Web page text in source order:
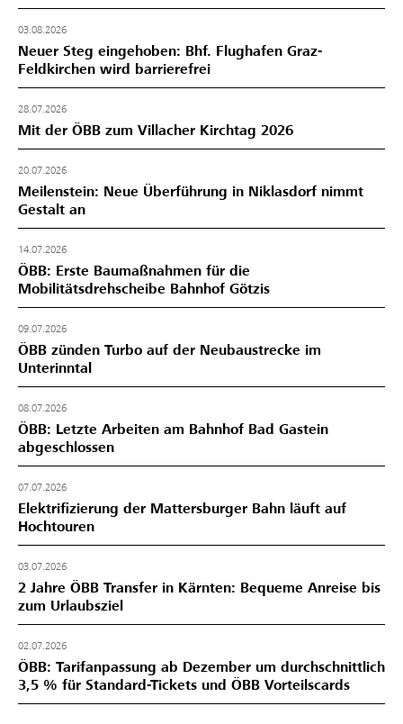
03.08.2026
Neuer Steg eingehoben: Bhf. Flughafen Graz-
Feldkirchen wird barrierefrei
28.07.2026
Mit der ÖBB zum Villacher Kirchtag 2026
20.07.2026
Meilenstein: Neue Überführung in Niklasdorf nimmt
Gestalt an
14.07.2026
ÖBB: Erste Baumaßnahmen für die
Mobilitätsdrehscheibe Bahnhof Götzis
09.07.2026
ÖBB zünden Turbo auf der Neubaustrecke im
Unterinntal
08.07.2026
ÖBB: Letzte Arbeiten am Bahnhof Bad Gastein
abgeschlossen
07.07.2026
Elektrifizierung der Mattersburger Bahn läuft auf
Hochtouren
03.07.2026
2 Jahre ÖBB Transfer in Kärnten: Bequeme Anreise bis
zum Urlaubsziel
02.07.2026
ÖBB: Tarifanpassung ab Dezember um durchschnittlich
3,5 % für Standard-Tickets und ÖBB Vorteilscards